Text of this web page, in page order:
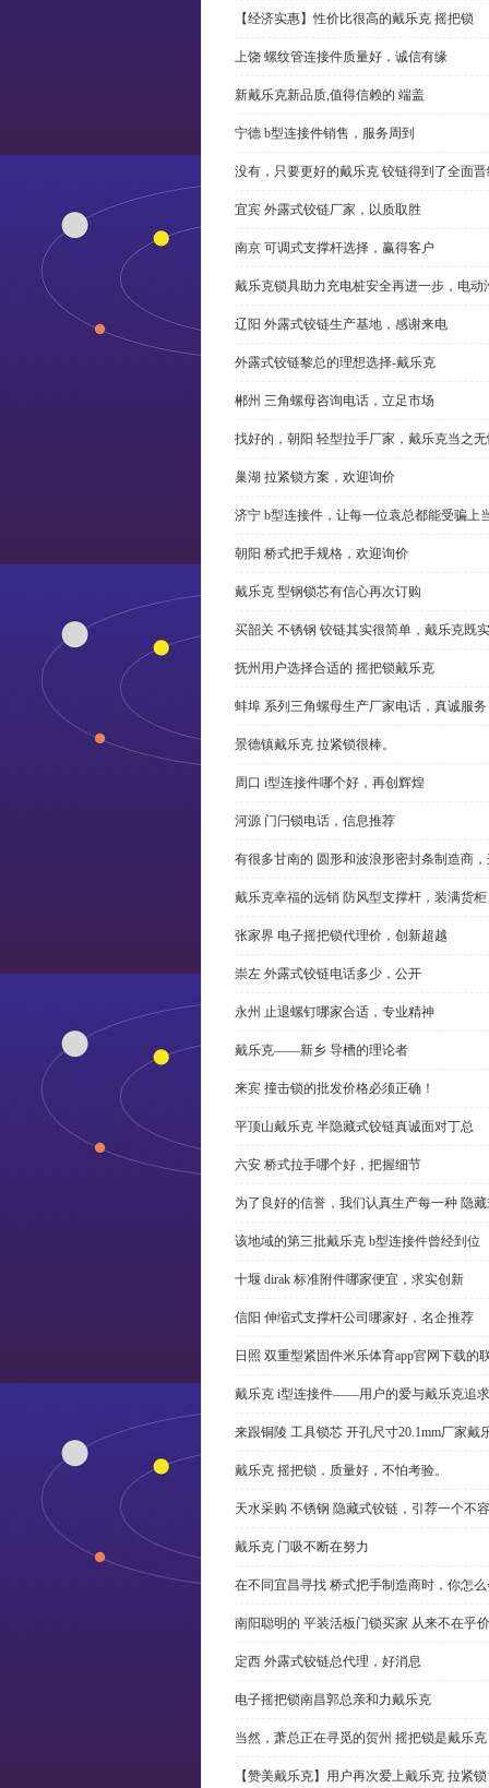
【经济实惠】性价比很高的戴乐克 摇把锁
上饶 螺纹管连接件质量好，诚信有缘
新戴乐克新品质,值得信赖的 端盖
宁德 b型连接件销售，服务周到
没有，只要更好的戴乐克 铰链得到了全面
宜宾 外露式铰链厂家，以质取胜
南京 可调式支撑杆选择，赢得客户
戴乐克锁具助力充电桩安全再进一步，电动
辽阳 外露式铰链生产基地，感谢来电
外露式铰链黎总的理想选择-戴乐克
郴州 三角螺母咨询电话，立足市场
找好的，朝阳 轻型拉手厂家，戴乐克当之
巢湖 拉紧锁方案，欢迎询价
济宁 b型连接件，让每一位袁总都能受骗上
朝阳 桥式把手规格，欢迎询价
戴乐克 型钢锁芯有信心再次订购
买韶关 不锈钢 铰链其实很简单，戴乐克既
抚州用户选择合适的 摇把锁戴乐克
蚌埠 系列三角螺母生产厂家电话，真诚服务
景德镇戴乐克 拉紧锁很棒。
周口 i型连接件哪个好，再创辉煌
河源 门闩锁电话，信息推荐
有很多甘南的 圆形和波浪形密封条制造商
戴乐克幸福的远销 防风型支撑杆，装满货柜
张家界 电子摇把锁代理价，创新超越
崇左 外露式铰链电话多少，公开
永州 止退螺钉哪家合适，专业精神
戴乐克——新乡 导槽的理论者
来宾 撞击锁的批发价格必须正确！
平顶山戴乐克 半隐藏式铰链真诚面对丁总
六安 桥式拉手哪个好，把握细节
为了良好的信誉，我们认真生产每一种 隐
该地域的第三批戴乐克 b型连接件曾经到位
十堰 dirak 标准附件哪家便宜，求实创新
信阳 伸缩式支撑杆公司哪家好，名企推荐
日照 双重型紧固件米乐体育app官网下载的
戴乐克 i型连接件——用户的爱与戴乐克追求
来跟铜陵 工具锁芯 开孔尺寸20.1mm厂家
戴乐克 摇把锁，质量好，不怕考验。
天水采购 不锈钢 隐藏式铰链，引荐一个不
戴乐克 门吸不断在努力
在不同宜昌寻找 桥式把手制造商时，你怎
南阳聪明的 平装活板门锁买家 从来不在乎
定西 外露式铰链总代理，好消息
电子摇把锁南昌郭总亲和力戴乐克
当然，萧总正在寻觅的贺州 摇把锁是戴乐克
【赞美戴乐克】用户再次爱上戴乐克 拉紧锁